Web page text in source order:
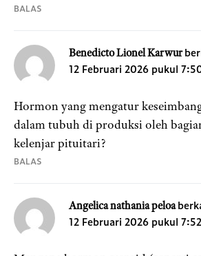
BALAS
Benedicto Lionel Karwur
12 Februari 2026 pukul
Hormon yang mengatur
dalam tubuh di produksi oleh
kelenjar pituitari?
BALAS
Angelica nathania peloa
12 Februari 2026 pukul